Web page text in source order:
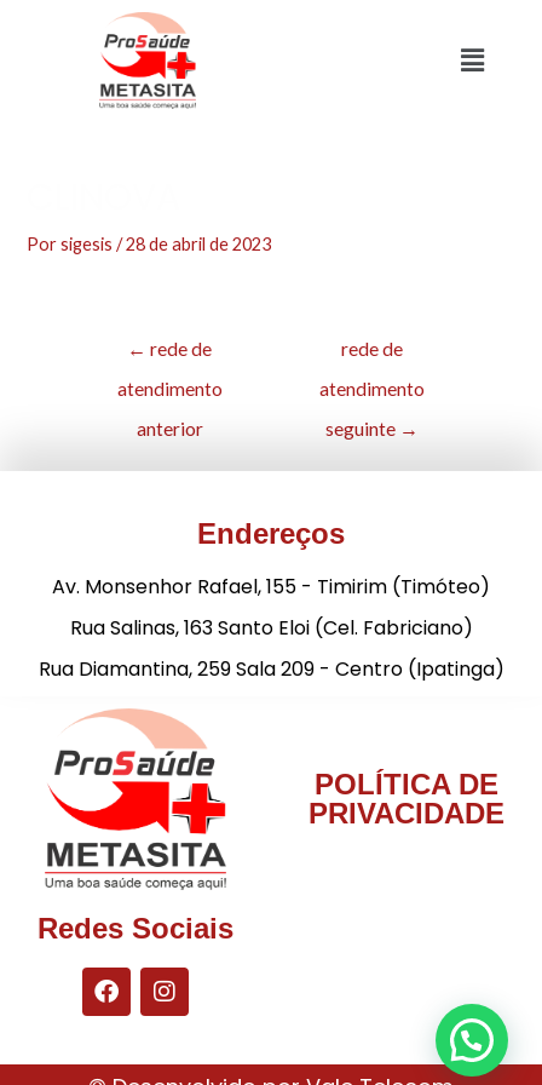
Porsigesis/28 de abril de 2023
← rede de
atendimento
anterior
rede de
atendimento
seguinte →
Endereços
Av. Monsenhor Rafael, 155 - Timirim (Timóteo)
Rua Salinas, 163 Santo Eloi (Cel. Fabriciano)
Rua Diamantina, 259 Sala 209 - Centro (Ipatinga)
POLÍTICA DE
PRIVACIDADE
Redes Sociais